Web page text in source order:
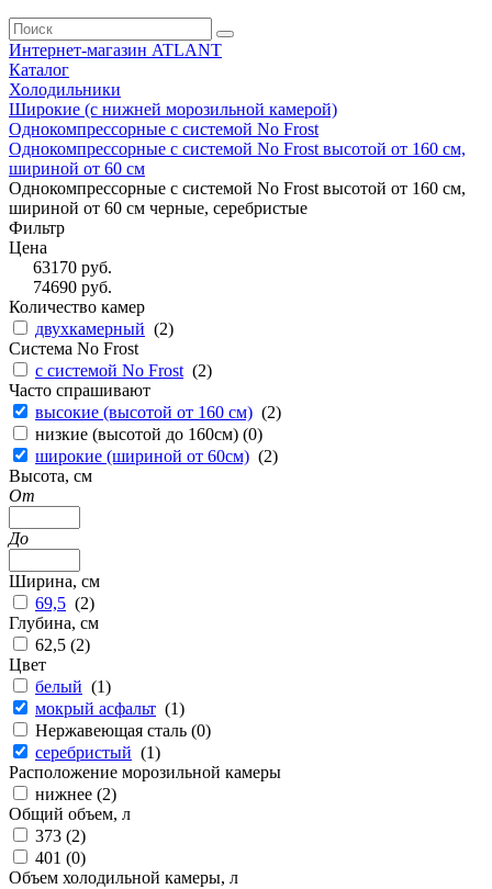
Интернет-магазин ATLANT
Каталог
Холодильники
Широкие (с нижней морозильной камерой)
Однокомпрессорные с системой No Frost
Однокомпрессорные с системой No Frost высотой от 160 см,
шириной от 60 см
Однокомпрессорные с системой No Frost высотой от 160 см,
шириной от 60 см черные, серебристые
Фильтр
Цена
63170руб.
74690руб.
Количество камер
двухкамерный (2)
Система No Frost
с системой No Frost (2)
Часто спрашивают
высокие (высотой от 160 см) (2)
низкие (высотой до 160см) (0)
широкие (шириной от 60см) (2)
Высота, см
От
До
Ширина, см
69,5 (2)
Глубина, см
62,5 (2)
Цвет
белый (1)
мокрый асфальт (1)
Нержавеющая сталь (0)
серебристый (1)
Расположение морозильной камеры
нижнее (2)
Общий объем, л
373 (2)
401 (0)
Объем холодильной камеры, л